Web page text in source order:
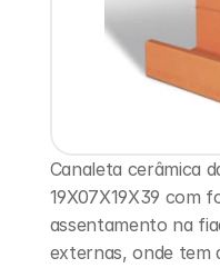
Canaleta cerâmica
19X07X19X39 com
assentamento na
externas, onde tem